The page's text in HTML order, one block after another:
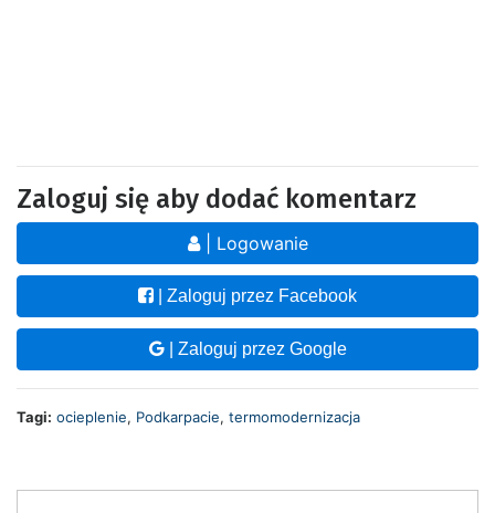
Zaloguj się aby dodać komentarz
| Logowanie
| Zaloguj przez Facebook
| Zaloguj przez Google
Tagi: ocieplenie, Podkarpacie, termomodernizacja